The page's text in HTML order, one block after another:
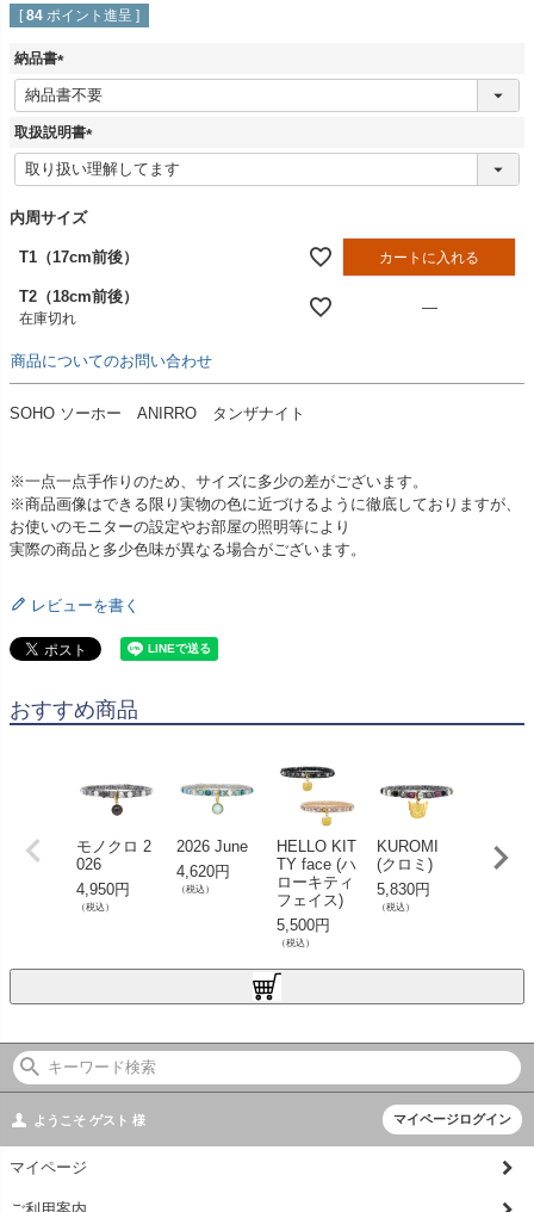
[ 84 ポイント進呈 ]
納品書
(
必
須
取扱説明書
(
必
内周サイズ
T1（17cm前後） カートに入れる
T2（18cm前後）
在庫切れ
—
商品についてのお問い合わせ
SOHO ソーホー ANIRRO タンザナイト
※一点一点手作りのため、サイズに多少の差がございます。
※商品画像はできる限り実物の色に近づけるように徹底しておりますが、
お使いのモニターの設定やお部屋の照明等により
実際の商品と多少色味が異なる場合がございます。
レビューを書く
おすすめ商品
モノクロ 2
026
4,950円
（税込）
2026 June
4,620円
（税込）
HELLO KIT
TY face (ハ
ローキティ
フェイス)
5,500円
（税込）
KUROMI
(クロミ)
5,830円
（税込）
Unique
g ガチ
ようこそ ゲスト 様 マイページログイン
マイページ